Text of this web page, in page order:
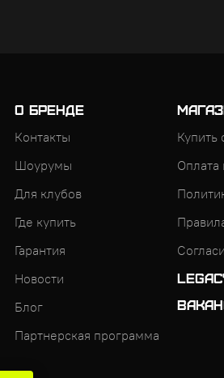
О БРЕНДЕ
Контакты
Шоурумы
Для клубов
Где купить
Гарантия
Новости
Блог
Партнерская программа
Купить
Оплата